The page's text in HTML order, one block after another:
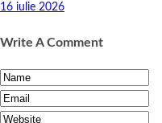
16 iulie 2026
Write A Comment